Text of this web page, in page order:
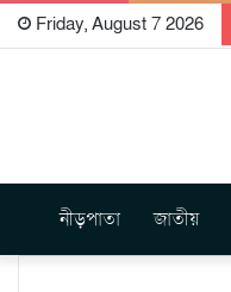
Friday, August 7 2026
নীড়পাতা জাতীয়